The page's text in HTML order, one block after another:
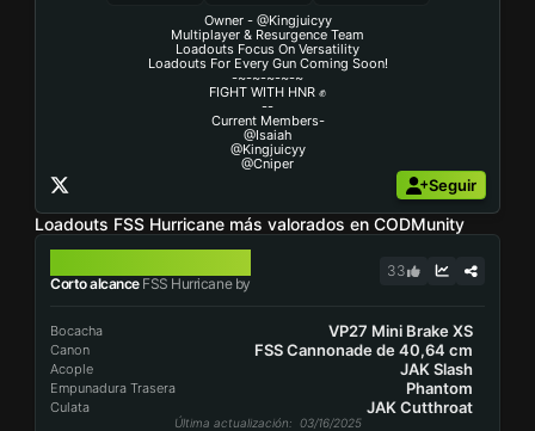
Owner - @kingjuicyy
Multiplayer & Resurgence Team
Loadouts Focus On Versatility
Loadouts For Every Gun Coming Soon!
-~-~-~-~-~
FIGHT WITH HNR ✊
--
Current Members-
@isaiah
@kingjuicyy
@cniper
Seguir
Loadouts FSS Hurricane más valorados en CODMunity
Corto alcanceFSS Hurricane by
33
Bocacha VP27 Mini Brake XS
Canon FSS Cannonade de 40,64 cm
Acople JAK Slash
Empunadura Trasera Phantom
Culata JAK Cutthroat
Última actualización: 03/16/2025